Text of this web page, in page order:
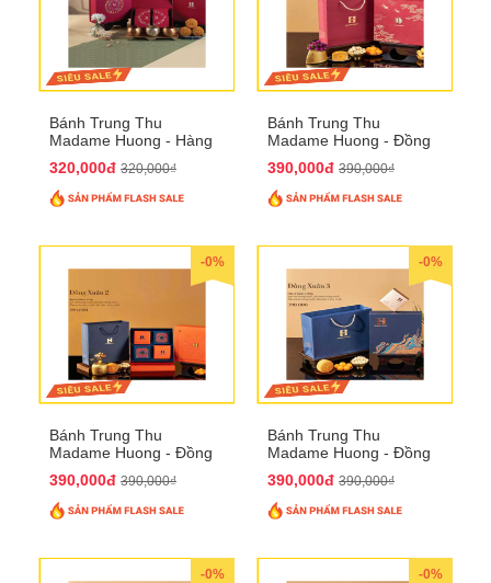
Bánh Trung Thu
Madame Huong - Hàng
320,000đ 320,000₫
Bánh Trung Thu
Madame Huong - Đồng
390,000đ 390,000₫
-0%
Bánh Trung Thu
Madame Huong - Đồng
390,000đ 390,000₫
-0%
Bánh Trung Thu
Madame Huong - Đồng
390,000đ 390,000₫
-0% -0%